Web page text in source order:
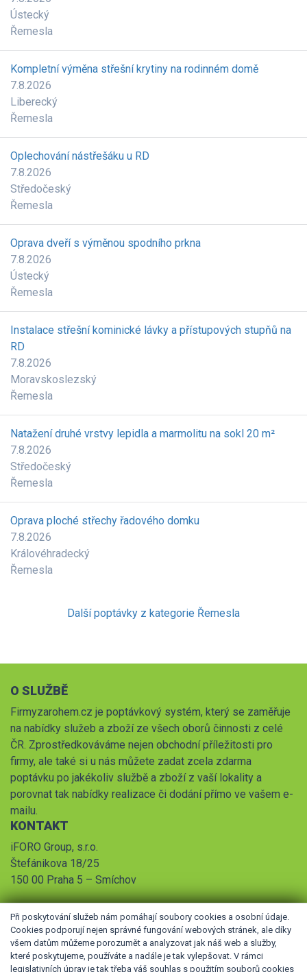
Ústecký
Řemesla
Kompletní výměna střešní krytiny na rodinném domě
7.8.2026
Liberecký
Řemesla
Oplechování nástřešáku u RD
7.8.2026
Středočeský
Řemesla
Oprava dveří s výměnou spodního prkna
7.8.2026
Ústecký
Řemesla
Instalace střešní kominické lávky a přístupových stupňů na
RD
7.8.2026
Moravskoslezský
Řemesla
Natažení druhé vrstvy lepidla a marmolitu na sokl 20 m²
7.8.2026
Středočeský
Řemesla
Oprava ploché střechy řadového domku
7.8.2026
Královéhradecký
Řemesla
Další poptávky z kategorie Řemesla
O SLUŽBĚ
Firmyzarohem.cz je poptávkový systém, který se zaměřuje
na nabídky služeb a zboží ze všech oborů činnosti z celé
ČR. Zprostředkováváme nejen obchodní příležitosti pro
firmy, ale také si u nás můžete zadat zcela zdarma
poptávku po jakékoliv službě a zboží z vaší lokality a
porovnat tak nabídky realizace či dodání přímo ve vašem e-
mailu.
KONTAKT
iFORO Group, s.r.o.
Štefánikova 18/25
150 00 Praha 5 – Smíchov
Při poskytování služeb nám pomáhají soubory cookies a osobní údaje.
Cookies podporují nejen správné fungování webových stránek, ale díky
všem datům můžeme porozumět a analyzovat jak náš web a služby,
které poskytujeme, používáte a nadále je tak vylepšovat. V rámci
legislativních úprav je tak třeba váš souhlas s použitím souborů cookies